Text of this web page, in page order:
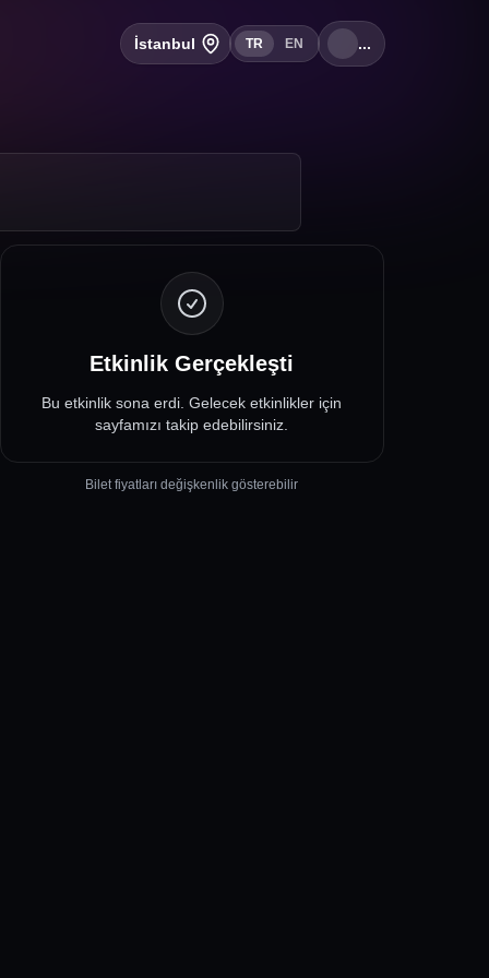
İstanbul TR EN ...
Etkinlik Gerçekleşti
Bu etkinlik sona erdi. Gelecek etkinlikler için
sayfamızı takip edebilirsiniz.
Bilet fiyatları değişkenlik gösterebilir